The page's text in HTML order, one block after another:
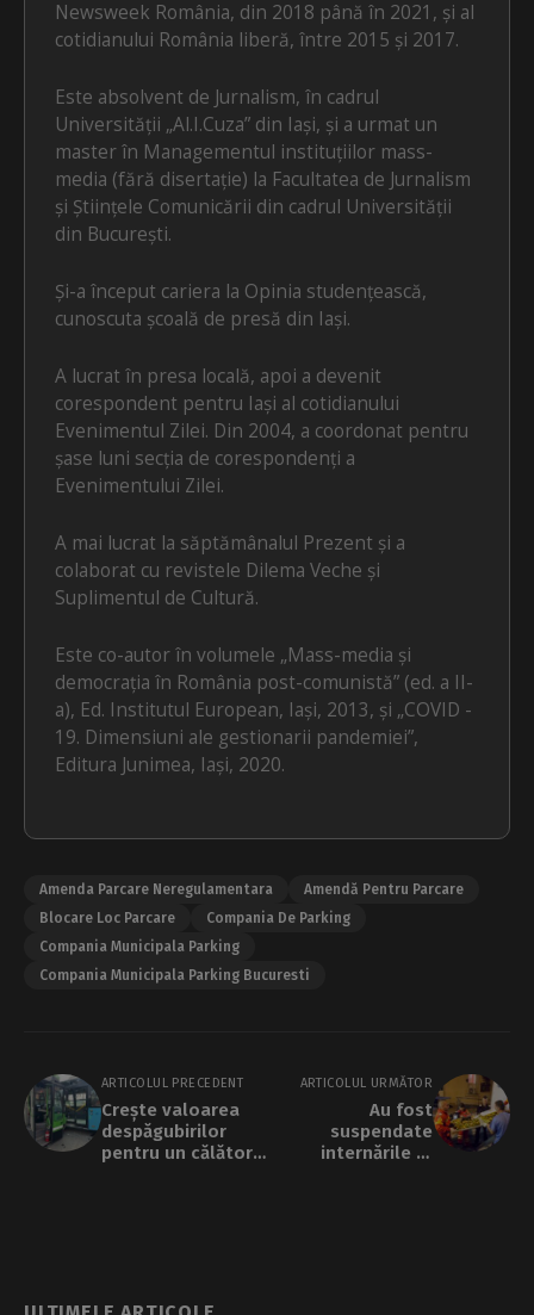
Newsweek România, din 2018 până în 2021, și al
cotidianului România liberă, între 2015 și 2017.
Este absolvent de Jurnalism, în cadrul
Universității „Al.I.Cuza” din Iași, și a urmat un
master în Managementul instituțiilor mass-
media (fără disertație) la Facultatea de Jurnalism
și Științele Comunicării din cadrul Universității
din București.
Și-a început cariera la Opinia studențească,
cunoscuta școală de presă din Iași.
A lucrat în presa locală, apoi a devenit
corespondent pentru Iași al cotidianului
Evenimentul Zilei. Din 2004, a coordonat pentru
șase luni secția de corespondenți a
Evenimentului Zilei.
A mai lucrat la săptămânalul Prezent și a
colaborat cu revistele Dilema Veche și
Suplimentul de Cultură.
Este co-autor în volumele „Mass-media și
democrația în România post-comunistă” (ed. a II-
a), Ed. Institutul European, Iași, 2013, și „COVID -
19. Dimensiuni ale gestionarii pandemiei”,
Editura Junimea, Iași, 2020.
Amenda Parcare Neregulamentara
Amendă Pentru Parcare
Blocare Loc Parcare
Compania De Parking
Compania Municipala Parking
Compania Municipala Parking Bucuresti
ARTICOLUL PRECEDENT
Crește valoarea
despăgubirilor
pentru un călător
ARTICOLUL URMĂTOR
Au fost
suspendate
internările la